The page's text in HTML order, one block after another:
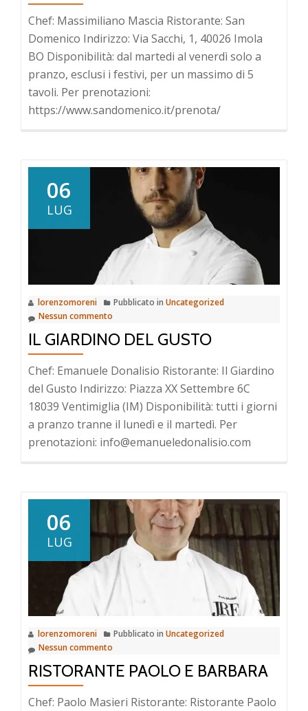
Chef: Massimiliano Mascia Ristorante: San
Domenico Indirizzo: Via Sacchi, 1, 40026 Imola
BO Disponibilità: dal martedi al venerdì solo a
pranzo, esclusi i festivi, per un massimo di 5
tavoli. Per prenotazioni:
https://www.sandomenico.it/prenota/
06
LUG
lorenzomoreni Pubblicato in Uncategorized
Nessun commento
IL GIARDINO DEL GUSTO
Chef: Emanuele Donalisio Ristorante: Il Giardino
del Gusto Indirizzo: Piazza XX Settembre 6C
18039 Ventimiglia (IM) Disponibilità: tutti i giorni
a pranzo tranne il lunedì e il martedì. Per
prenotazioni: info@emanueledonalisio.com
06
LUG
lorenzomoreni Pubblicato in Uncategorized
Nessun commento
RISTORANTE PAOLO E BARBARA
Chef: Paolo Masieri Ristorante: Ristorante Paolo